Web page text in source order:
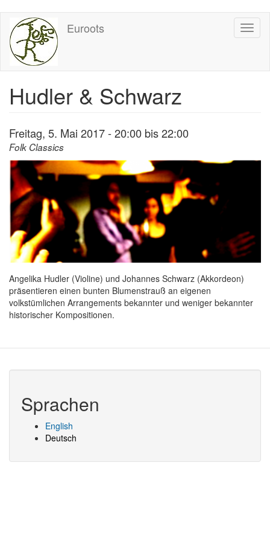
Direkt
zum
Inhalt
Euroots
Hudler & Schwarz
Freitag, 5. Mai 2017 -20:00 bis22:00
Folk Classics
Angelika Hudler (Violine) und Johannes Schwarz (Akkordeon)
präsentieren einen bunten Blumenstrauß an eigenen
volkstümlichen Arrangements bekannter und weniger bekannter
historischer Kompositionen.
Sprachen
English
Deutsch